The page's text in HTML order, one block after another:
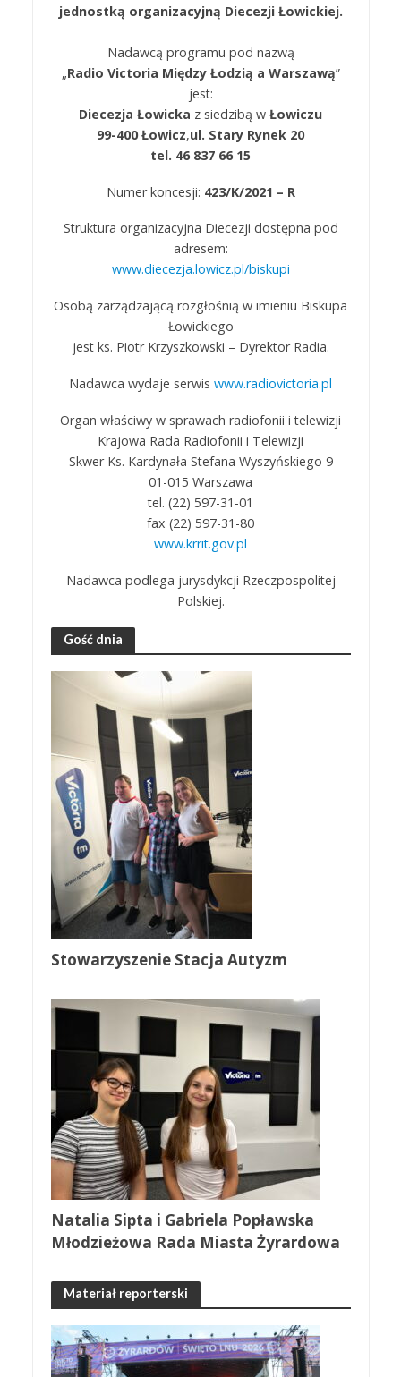
jednostką organizacyjną Diecezji Łowickiej.
Nadawcą programu pod nazwą
„Radio Victoria Między Łodzią a Warszawą”
jest:
Diecezja Łowicka z siedzibą w Łowiczu
99-400 Łowicz,ul. Stary Rynek 20
tel. 46 837 66 15
Numer koncesji: 423/K/2021 – R
Struktura organizacyjna Diecezji dostępna pod
adresem:
www.diecezja.lowicz.pl/biskupi
Osobą zarządzającą rozgłośnią w imieniu Biskupa
Łowickiego
jest ks. Piotr Krzyszkowski – Dyrektor Radia.
Nadawca wydaje serwis www.radiovictoria.pl
Organ właściwy w sprawach radiofonii i telewizji
Krajowa Rada Radiofonii i Telewizji
Skwer Ks. Kardynała Stefana Wyszyńskiego 9
01-015 Warszawa
tel. (22) 597-31-01
fax (22) 597-31-80
www.krrit.gov.pl
Nadawca podlega jurysdykcji Rzeczpospolitej
Polskiej.
Gość dnia
Stowarzyszenie Stacja Autyzm
Natalia Sipta i Gabriela Popławska
Młodzieżowa Rada Miasta Żyrardowa
Materiał reporterski